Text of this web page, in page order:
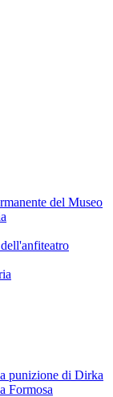
del Museo
punizione di Dirka
Formosa